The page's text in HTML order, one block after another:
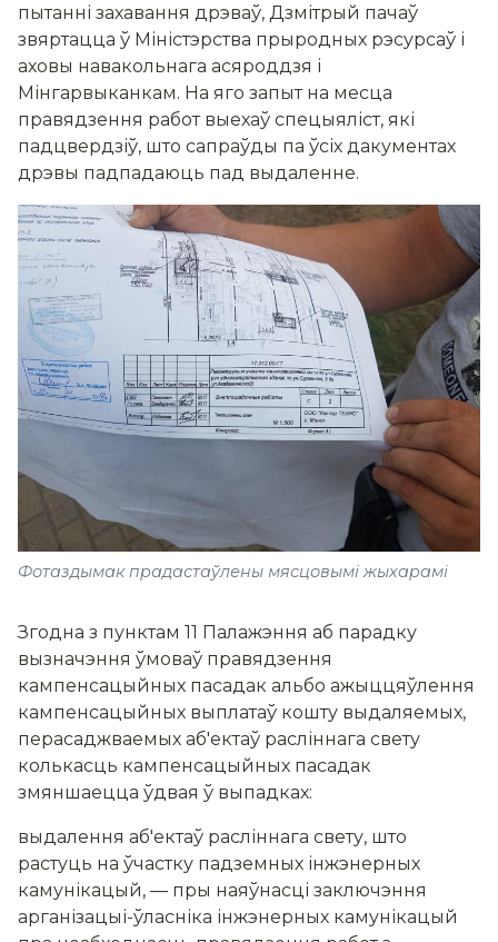
пытанні захавання дрэваў, Дзмітрый пачаў
звяртацца ў Міністэрства прыродных рэсурсаў і
аховы навакольнага асяроддзя і
Мінгарвыканкам. На яго запыт на месца
правядзення работ выехаў спецыяліст, які
падцвердзіў, што сапраўды па ўсіх дакументах
дрэвы падпадаюць пад выдаленне.
Фотаздымак прадастаўлены мясцовымі жыхарамі
Згодна з пунктам 11 Палажэння аб парадку
вызначэння ўмоваў правядзення
кампенсацыйных пасадак альбо ажыццяўлення
кампенсацыйных выплатаў кошту выдаляемых,
перасаджваемых аб'ектаў расліннага свету
колькасць кампенсацыйных пасадак
змяншаецца ўдвая ў выпадках:
выдалення аб'ектаў расліннага свету, што
растуць на ўчастку падземных інжэнерных
камунікацый, — пры наяўнасці заключэння
арганізацыі-ўласніка інжэнерных камунікацый